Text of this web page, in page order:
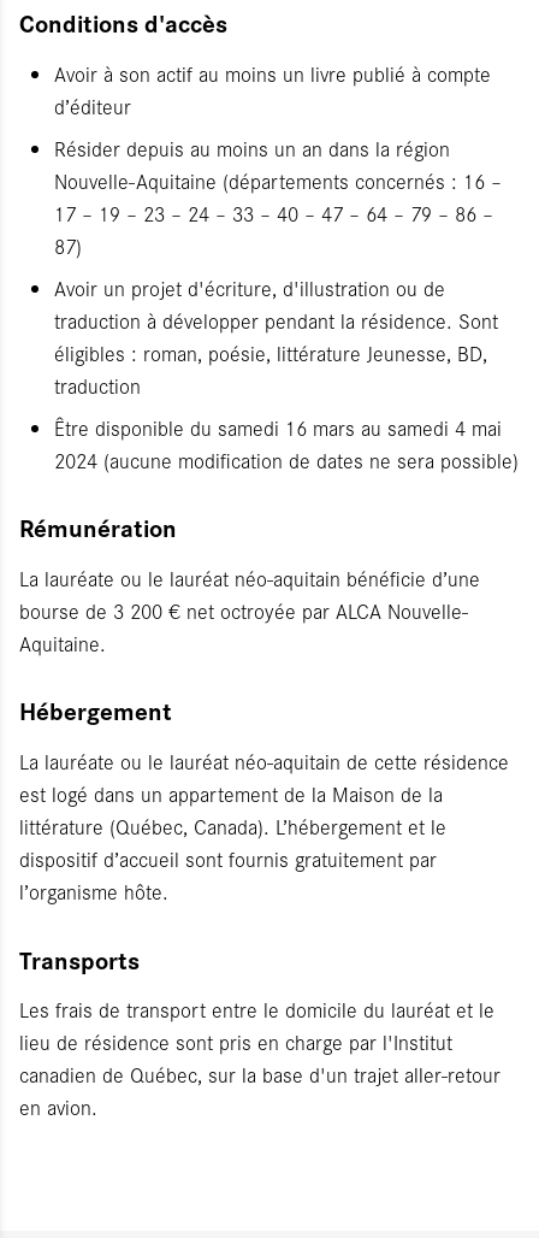
Conditions d'accès
Avoir à son actif au moins un livre publié à compte
d’éditeur
Résider depuis au moins un an dans la région
Nouvelle-Aquitaine (départements concernés : 16 –
17 – 19 – 23 – 24 – 33 – 40 – 47 – 64 – 79 – 86 –
87)
Avoir un projet d'écriture, d'illustration ou de
traduction à développer pendant la résidence. Sont
éligibles : roman, poésie, littérature Jeunesse, BD,
traduction
Être disponible du samedi 16 mars au samedi 4 mai
2024 (aucune modification de dates ne sera possible)
Rémunération
La lauréate ou le lauréat néo-aquitain bénéficie d’une
bourse de 3 200 € net octroyée par ALCA Nouvelle-
Aquitaine.
Hébergement
La lauréate ou le lauréat néo-aquitain de cette résidence
est logé dans un appartement de la Maison de la
littérature (Québec, Canada). L’hébergement et le
dispositif d’accueil sont fournis gratuitement par
l’organisme hôte.
Transports
Les frais de transport entre le domicile du lauréat et le
lieu de résidence sont pris en charge par l'Institut
canadien de Québec, sur la base d'un trajet aller-retour
en avion.